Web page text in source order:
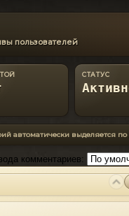
пользователей
СТАТУС
автоматически выделяется по
комментариев: